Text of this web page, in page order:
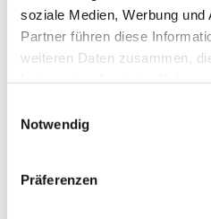
soziale Medien, Werbung
Partner führen diese
weiteren Daten zusammen,
Notwendig
Präferenzen
Vorbereitungsplätze: Sand
Zu den Ergebnissen auf